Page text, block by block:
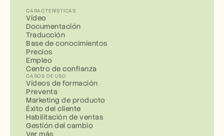
CARACTERÍSTICAS
Vídeo
Documentación
Traducción
Base de conocimientos
Precios
Empleo
Centro de confianza
CASOS DE USO
Vídeos de formación
Preventa
Marketing de producto
Éxito del cliente
Habilitación de ventas
Gestión del cambio
Ver más